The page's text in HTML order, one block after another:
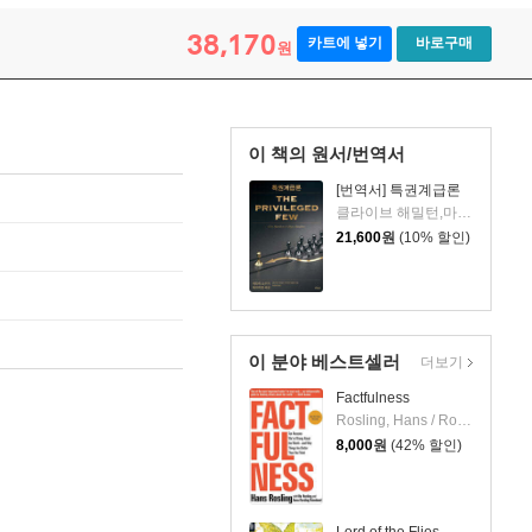
38,170원 카트에 넣기 바로구매
이 책의 원서/번역서
[번역서] 특권계급론
클라이브 해밀턴,마이라 해밀턴 저
21,600원 (10% 할인)
이 분야 베스트셀러
Factfulness
Rosling, Hans / Ronnlund, Anna Rosling / Rosling, Ola
8,000원 (42% 할인)
더보기